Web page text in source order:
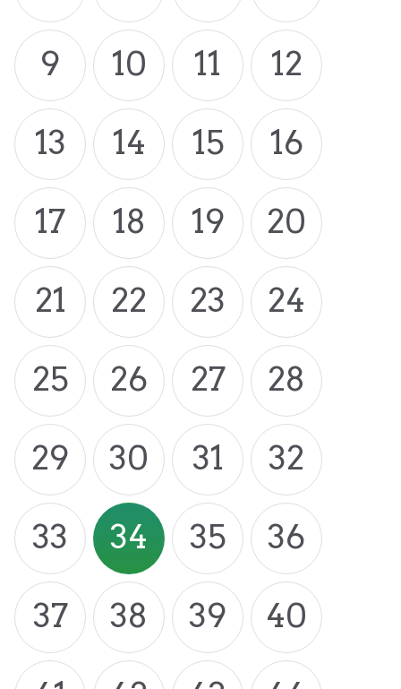
9
10 11
12
13
14 15
16
17
18 19
20
21
22 23
24
25
26 27
28
29
30 31
32
33
34 35
36
37
38 39
40